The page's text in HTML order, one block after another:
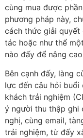
cùng mua được
phương pháp này,
cách thức giải quyết
tác hoặc như thể
nào đấy để nâng
Bên cạnh đấy, làng
lực đến câu hỏi buổi
khách trải nghiệm
ý người thu thập ghi
nghị, cùng email,
trải nghiệm, từ đấy